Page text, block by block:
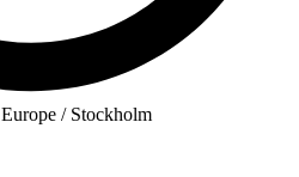
Europe / Stockholm